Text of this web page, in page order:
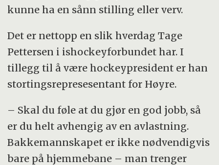
kunne ha en sånn stilling eller verv.
Det er nettopp en slik hverdag Tage
Pettersen i ishockeyforbundet har. I
tillegg til å være hockeypresident er han
stortingsrepresesentant for Høyre.
– Skal du føle at du gjør en god jobb, så
er du helt avhengig av en avlastning.
Bakkemannskapet er ikke nødvendigvis
bare på hjemmebane – man trenger